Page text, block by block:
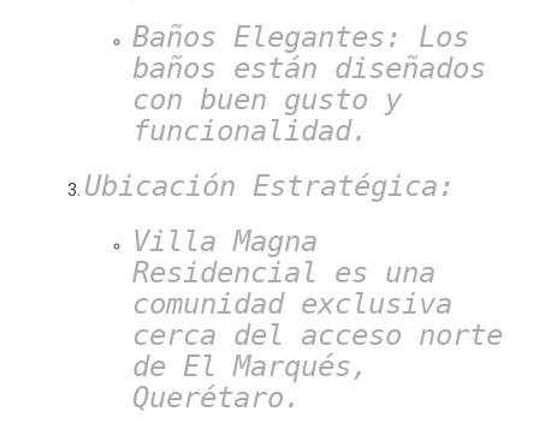
Baños Elegantes: Los
baños están diseñados
con buen gusto y
funcionalidad.
Ubicación Estratégica:
Villa Magna
Residencial es una
comunidad exclusiva
cerca del acceso norte
de El Marqués,
Querétaro.